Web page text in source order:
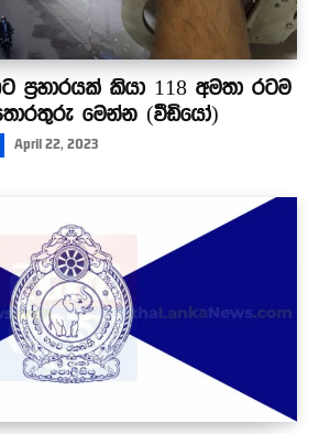
ප්‍රහාරයක් කියා 118 අමතා රටම
මෙන්න (වීඩියෝ)
April 22, 2023